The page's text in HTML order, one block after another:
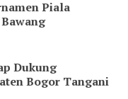
Piala
Dukung
Bogor Tangani